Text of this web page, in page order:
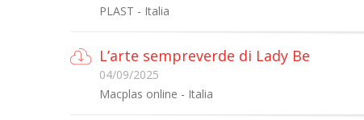
PLAST - Italia
L’arte sempreverde di Lady Be
04/09/2025
Macplas online - Italia